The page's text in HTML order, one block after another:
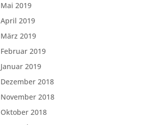
Mai 2019
April 2019
März 2019
Februar 2019
Januar 2019
Dezember 2018
November 2018
Oktober 2018